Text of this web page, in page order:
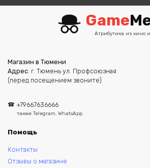
Game
Атрибутика из кино
Магазин в Тюмени
Адрес: г. Тюмень ул. Профсоюзная
(перед посещением звоните)
+79667636666
также Telegram, WhatsApp
Помощь
Контакты
Отзывы о магазине